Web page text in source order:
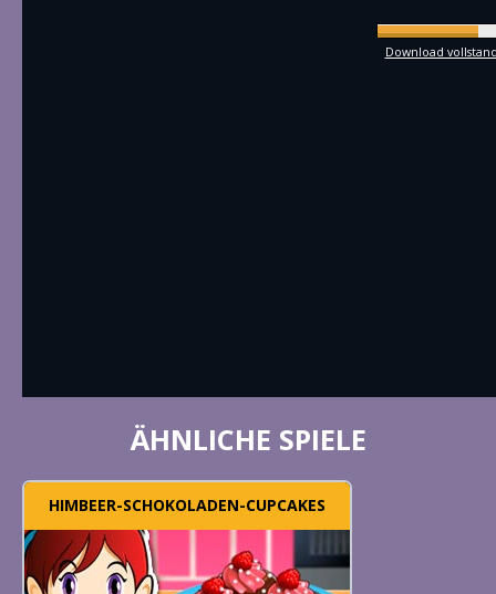
Download
ÄHNLICHE SPIELE
HIMBEER-SCHOKOLADEN-CUPCAKES